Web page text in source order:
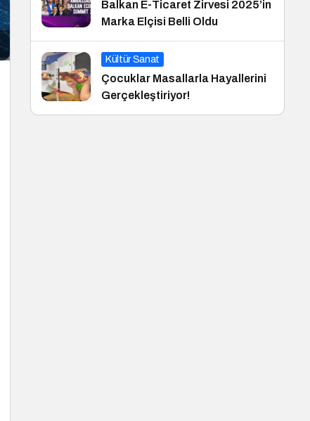
Balkan E-Ticaret Zirvesi 2025’in
Marka Elçisi Belli Oldu
Kültür Sanat
Çocuklar Masallarla Hayallerini
Gerçekleştiriyor!